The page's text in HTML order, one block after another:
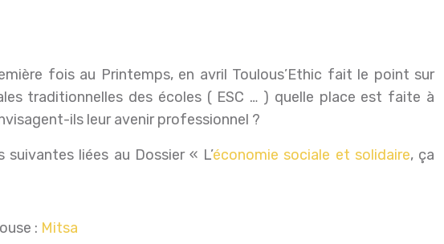
fois au Printemps, en avril Toulous’Ethic fait le point sur
traditionnelles des écoles ( ESC … ) quelle place est faite à
ils leur avenir professionnel ?
liées au Dossier « L’économie sociale et solidaire, ça
: Mitsa